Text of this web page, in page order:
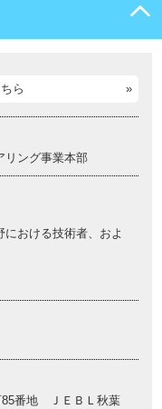
ら
ング事業本部
おける技術者、およ
85番地 ＪＥＢＬ秋葉